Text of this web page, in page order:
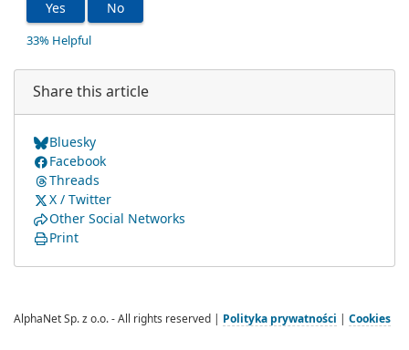
Yes No
33% Helpful
Share this article
Bluesky
Facebook
Threads
X / Twitter
Other Social Networks
Print
AlphaNet Sp. z o.o. - All rights reserved | Polityka prywatności Cookies